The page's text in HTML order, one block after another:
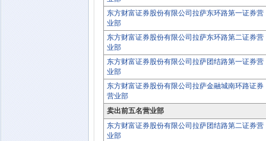
东方财富证券股份有限公司拉萨东环路第一证券营
业部
东方财富证券股份有限公司拉萨东环路第二证券营
业部
东方财富证券股份有限公司拉萨团结路第一证券营
业部
东方财富证券股份有限公司拉萨金融城南环路证券
营业部
卖出前五名营业部
东方财富证券股份有限公司拉萨团结路第二证券营
业部